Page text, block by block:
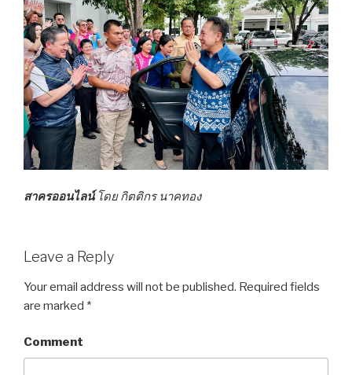
สาครออนไลน์ โดย กิตติกร นาคทอง
Leave a Reply
Your email address will not be published. Required fields
are marked *
Comment